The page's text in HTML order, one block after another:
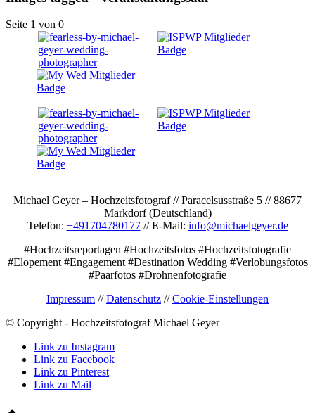
Seite 1 von 0
Michael Geyer – Hochzeitsfotograf // Paracelsusstraße 5 // 88677
Markdorf (Deutschland)
Telefon: +491704780177// E-Mail: info@michaelgeyer.de
#Hochzeitsreportagen #Hochzeitsfotos #Hochzeitsfotografie
#Elopement #Engagement #Destination Wedding #Verlobungsfotos
#Paarfotos #Drohnenfotografie
Impressum //Datenschutz //Cookie-Einstellungen
© Copyright - Hochzeitsfotograf Michael Geyer
Link zu Instagram
Link zu Facebook
Link zu Pinterest
Link zu Mail